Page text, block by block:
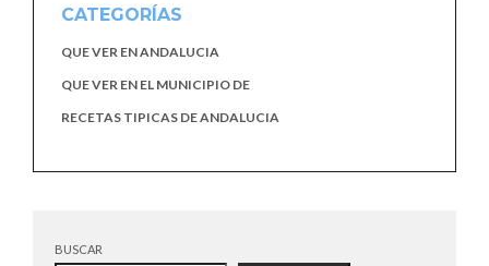
CATEGORÍAS
QUE VER EN ANDALUCIA
QUE VER EN EL MUNICIPIO DE
RECETAS TIPICAS DE ANDALUCIA
BUSCAR